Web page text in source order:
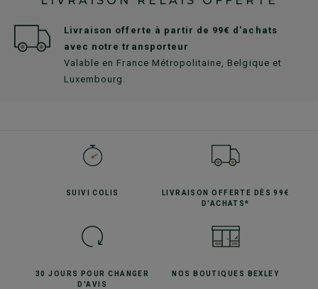
Livraison offerte à partir de 99€ d'achats
avec notre transporteur
Valable en France Métropolitaine, Belgique et
Luxembourg.
SUIVICOLIS LIVRAISON OFFERTE
DÈS 99€
D'ACHATS*
30 JOURS POURCHANGER
D'AVIS
NOS BOUTIQUES BEXLEY